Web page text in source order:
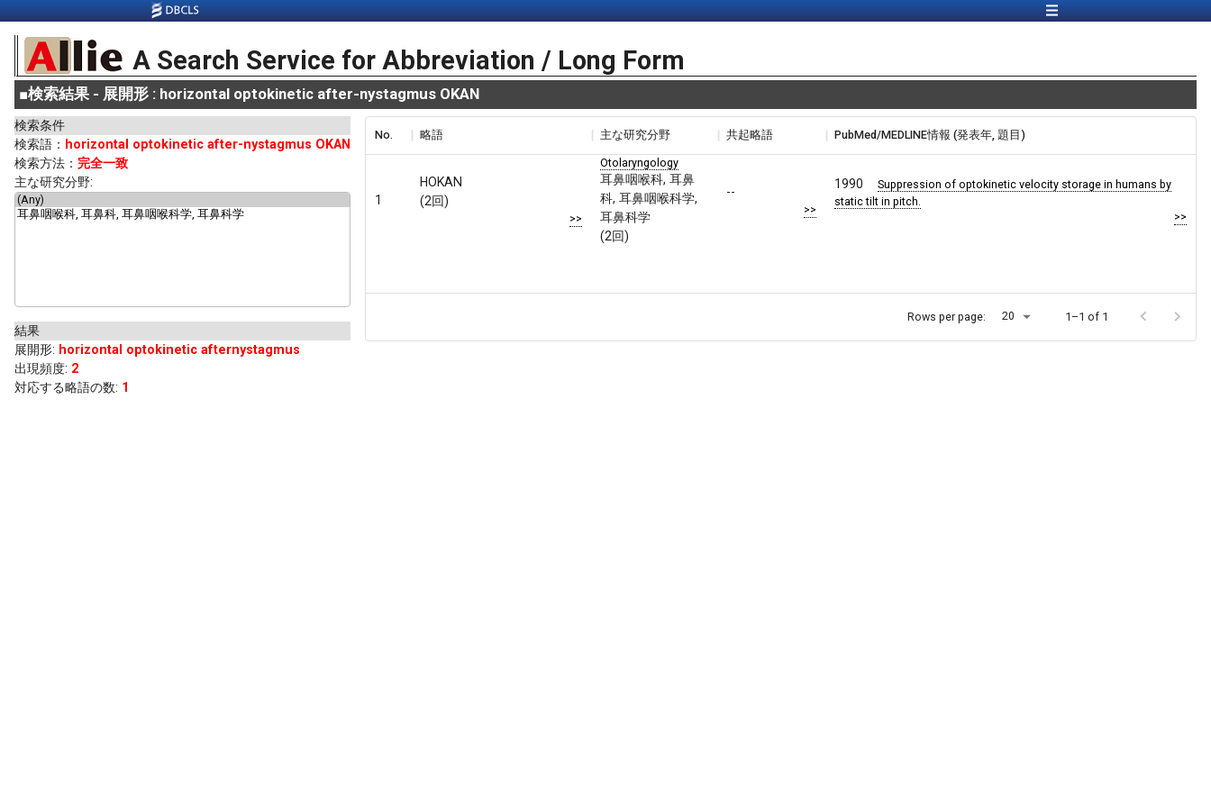
A Search Service for Abbreviation / Long Form
■検索結果 - 展開形 : horizontal optokinetic after-nystagmus OKAN
検索条件
検索語： horizontal optokinetic after-nystagmus OKAN
検索方法： 完全一致
主な研究分野:
結果
展開形: horizontal optokinetic afternystagmus
出現頻度: 2
対応する略語の数: 1
No. 略語 主な研究分野 共起略語 PubMed/MEDLINE情報 (発表年, 題目)
1
HOKAN
(2回)
>>
Otolaryngology
耳鼻咽喉科, 耳鼻
科, 耳鼻咽喉科学,
耳鼻科学
(2回)
--
>>
1990
Suppression of optokinetic velocity storage in humans by
static tilt in pitch.
>>
Rows per page: 20 1–1 of 1